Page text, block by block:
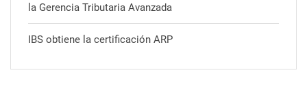
la Gerencia Tributaria Avanzada
IBS obtiene la certificación ARP